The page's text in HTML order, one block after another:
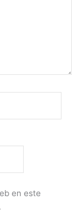
en este